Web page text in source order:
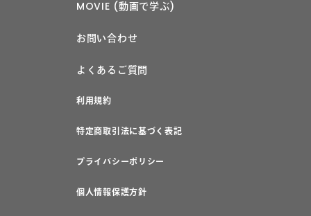
MOVIE (動画で学ぶ)
お問い合わせ
よくあるご質問
利用規約
特定商取引法に基づく表記
プライバシーポリシー
個人情報保護方針